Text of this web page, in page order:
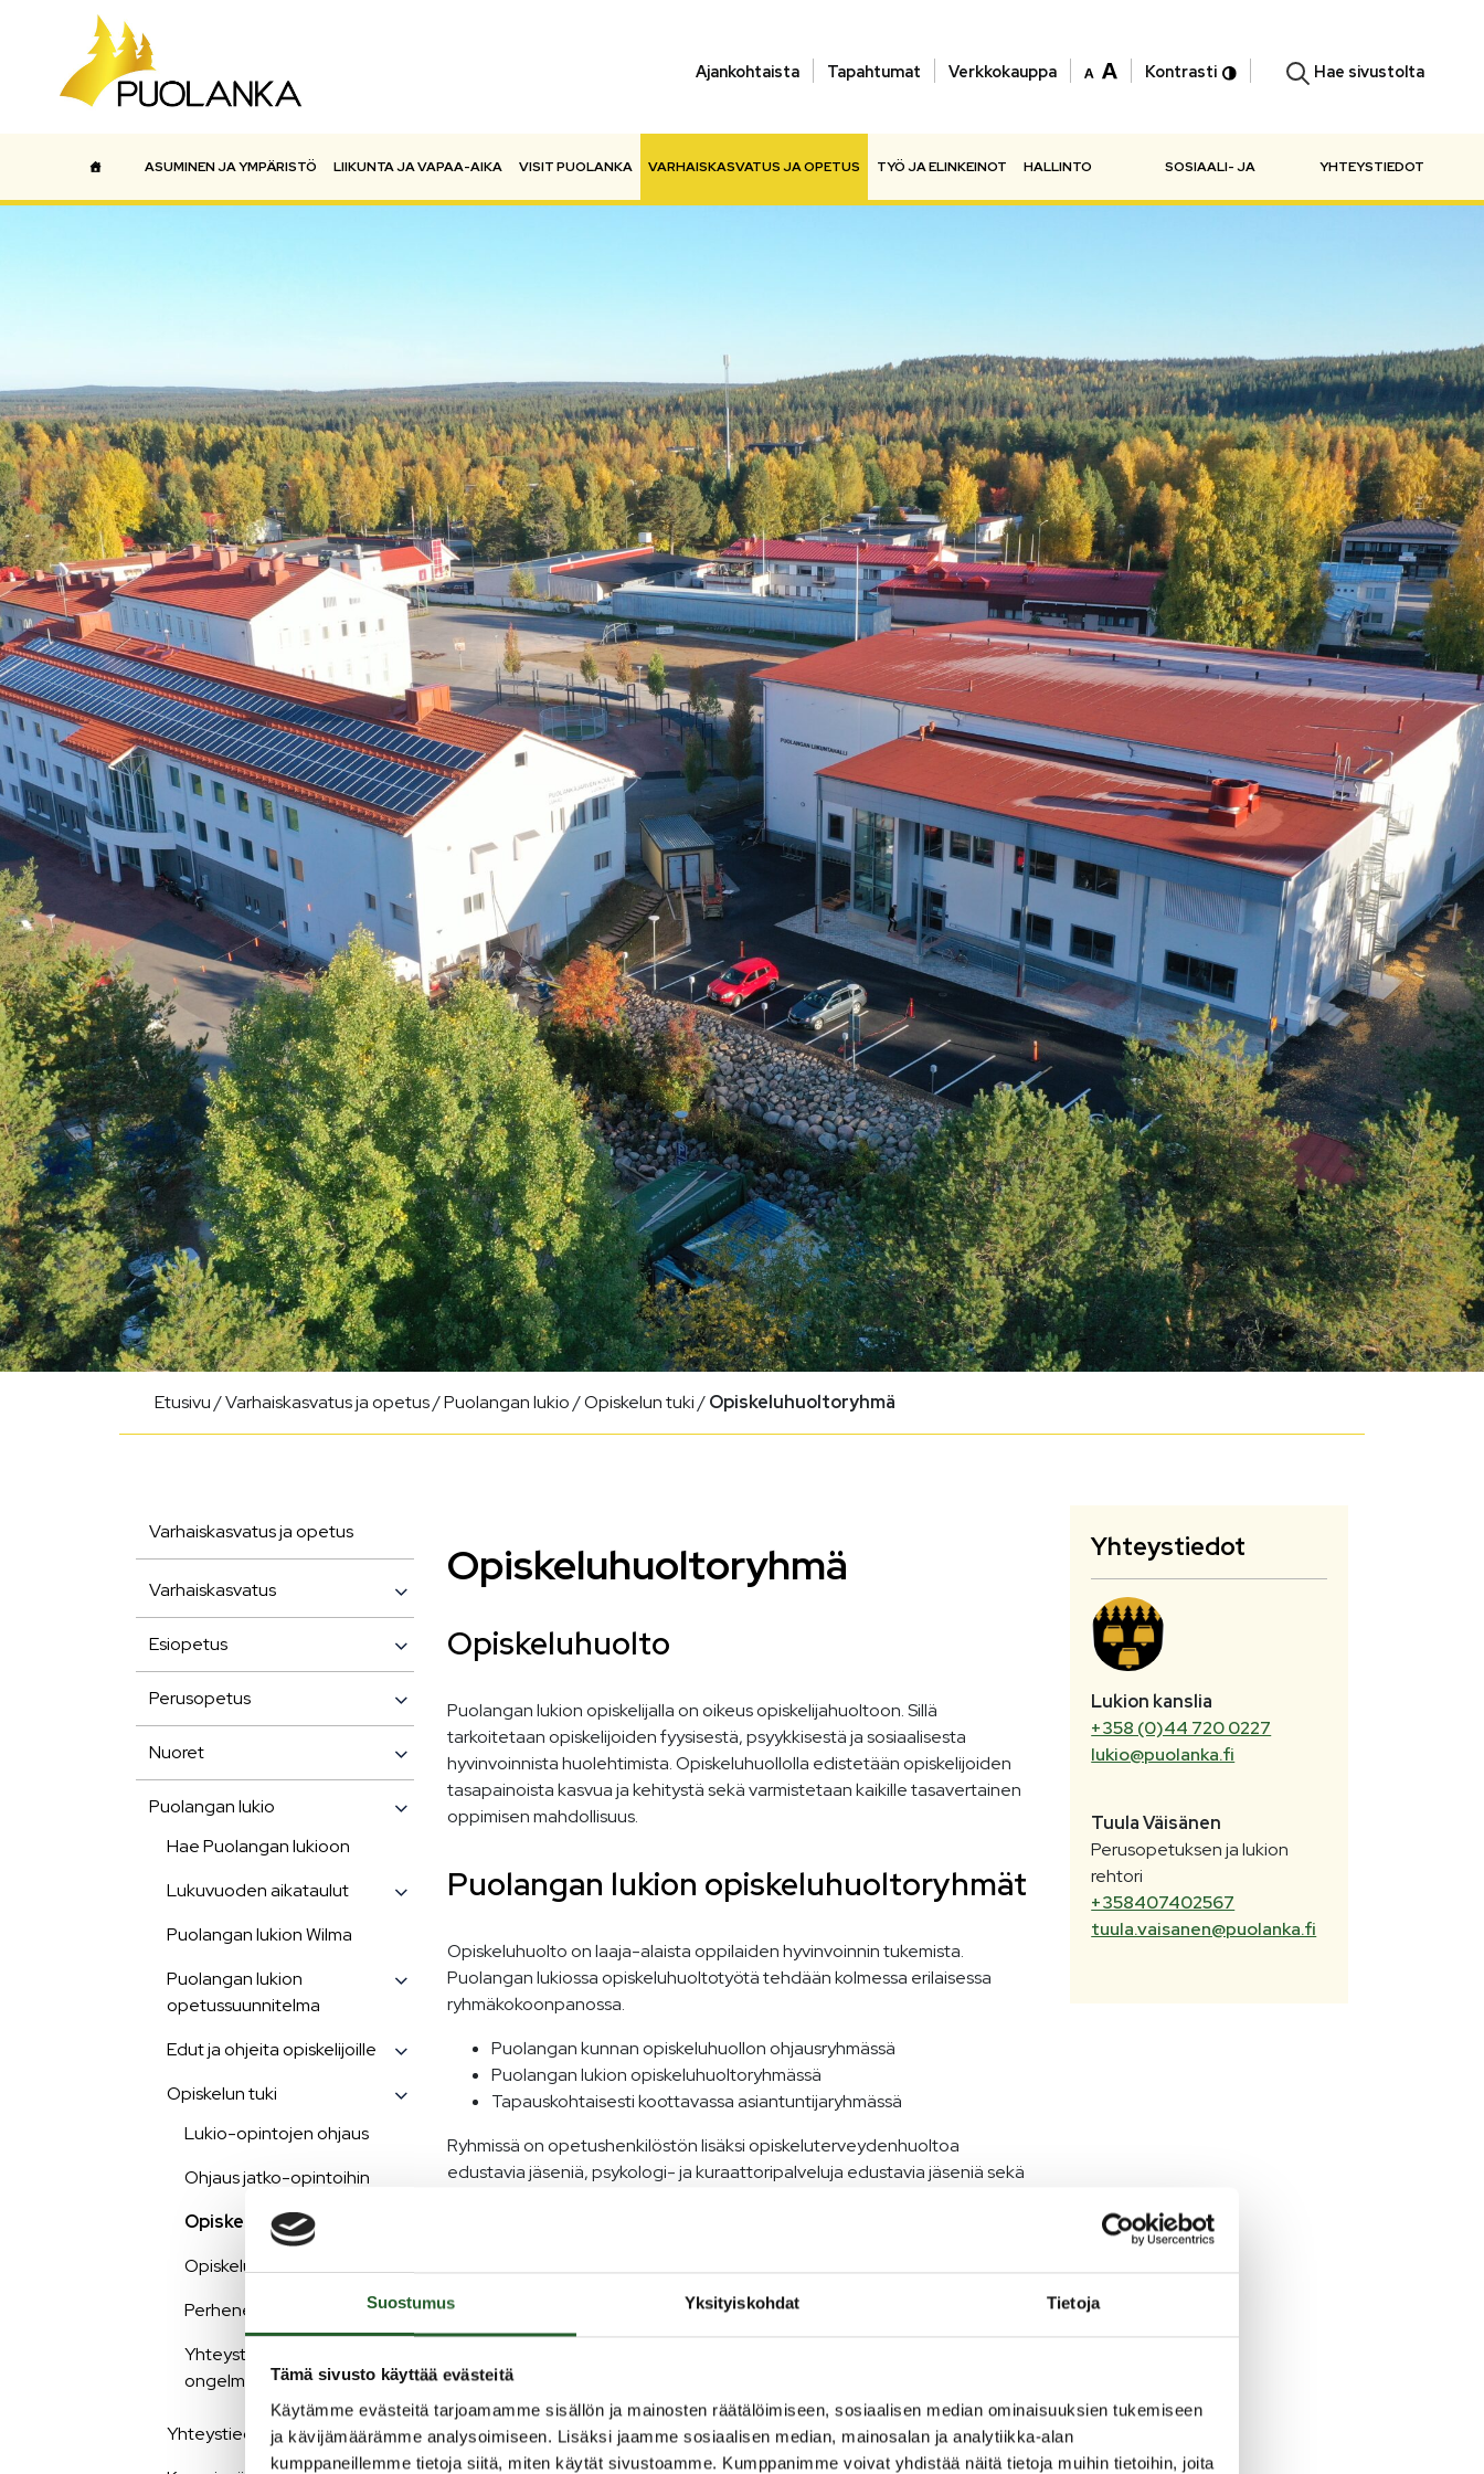
Suostumus Yksityiskohdat Tietoja
Tämä sivusto käyttää evästeitä
Käytämme evästeitä tarjoamamme sisällön ja mainosten räätälöimiseen, sosiaalisen median ominaisuuksien tukemiseen
ja kävijämäärämme analysoimiseen. Lisäksi jaamme sosiaalisen median, mainosalan ja analytiikka-alan
kumppaneillemme tietoja siitä, miten käytät sivustoamme. Kumppanimme voivat yhdistää näitä tietoja muihin tietoihin, joita
Ajankohtaista Tapahtumat Verkkokauppa Kontrasti Hae sivustolta
PäävalikkoASUMINEN JA YMPÄRISTÖ LIIKUNTA JA VAPAA-AIKA VISIT PUOLANKA VARHAISKASVATUS JA OPETUS TYÖ JA ELINKEINOT HALLINTO SOSIAALI- JA YHTEYSTIEDOT
Etusivu/Varhaiskasvatus ja opetus/Puolangan lukio/Opiskelun tuki/Opiskeluhuoltoryhmä
Varhaiskasvatus ja opetus
Varhaiskasvatus
Esiopetus
Perusopetus
Nuoret
Puolangan lukio
Hae Puolangan lukioon
Lukuvuoden aikataulut
Puolangan lukion Wilma
Puolangan lukion
opetussuunnitelma
Edut ja ohjeita opiskelijoille
Opiskelun tuki
Lukio-opintojen ohjaus
Ohjaus jatko-opintoihin
Opiskeluhuoltoryhmä
Opiskeluterveydenhuolto
Perheneuvolan tuki
Yhteystietoja
ongelmatilanteisiin
Yhteystiedot
Opiskeluhuoltoryhmä
Opiskeluhuolto
Puolangan lukion opiskelijalla on oikeus opiskelijahuoltoon. Sillä
tarkoitetaan opiskelijoiden fyysisestä, psyykkisestä ja sosiaalisesta
hyvinvoinnista huolehtimista. Opiskeluhuollolla edistetään opiskelijoiden
tasapainoista kasvua ja kehitystä sekä varmistetaan kaikille tasavertainen
oppimisen mahdollisuus.
Puolangan lukion opiskeluhuoltoryhmät
Opiskeluhuolto on laaja-alaista oppilaiden hyvinvoinnin tukemista.
Puolangan lukiossa opiskeluhuoltotyötä tehdään kolmessa erilaisessa
ryhmäkokoonpanossa.
Puolangan kunnan opiskeluhuollon ohjausryhmässä
Puolangan lukion opiskeluhuoltoryhmässä
Tapauskohtaisesti koottavassa asiantuntijaryhmässä
Ryhmissä on opetushenkilöstön lisäksi opiskeluterveydenhuoltoa
edustavia jäseniä, psykologi- ja kuraattoripalveluja edustavia jäseniä sekä
opettajat ja koulun muu henkilöstö.
Puolangan lukion opiskeluhuoltoryhmä
lukuvuonna 2025–2026
Puolangan lukion oman opiskeluhuoltoryhmän tehtävänä on vastata
opiskeluhuollon suunnittelusta, kehittämisestä, toteuttamisesta ja
Yhteystiedot
Lukion kanslia
+358 (0)44 720 0227
lukio@puolanka.fi
TuulaVäisänen
Perusopetuksen ja lukion
rehtori
+358407402567
tuula.vaisanen@puolanka.fi